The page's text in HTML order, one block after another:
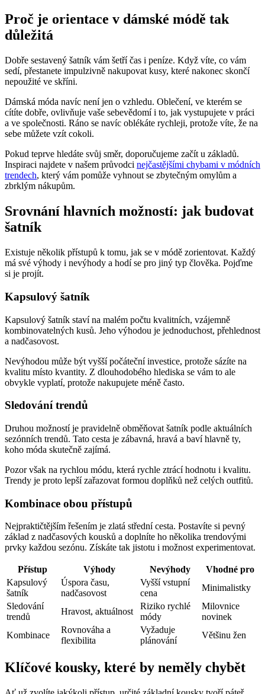
Proč je orientace v dámské módě tak
důležitá
Dobře sestavený šatník vám šetří čas i peníze. Když víte, co vám
sedí, přestanete impulzivně nakupovat kusy, které nakonec skončí
nepoužité ve skříni.
Dámská móda navíc není jen o vzhledu. Oblečení, ve kterém se
cítíte dobře, ovlivňuje vaše sebevědomí i to, jak vystupujete v práci
a ve společnosti. Ráno se navíc oblékáte rychleji, protože víte, že na
sebe můžete vzít cokoli.
Pokud teprve hledáte svůj směr, doporučujeme začít u základů.
Inspiraci najdete v našem průvodci nejčastějšími chybami v módních
trendech, který vám pomůže vyhnout se zbytečným omylům a
zbrklým nákupům.
Srovnání hlavních možností: jak budovat
šatník
Existuje několik přístupů k tomu, jak se v módě zorientovat. Každý
má své výhody i nevýhody a hodí se pro jiný typ člověka. Pojďme
si je projít.
Kapsulový šatník
Kapsulový šatník staví na malém počtu kvalitních, vzájemně
kombinovatelných kusů. Jeho výhodou je jednoduchost, přehlednost
a nadčasovost.
Nevýhodou může být vyšší počáteční investice, protože sázíte na
kvalitu místo kvantity. Z dlouhodobého hlediska se vám to ale
obvykle vyplatí, protože nakupujete méně často.
Sledování trendů
Druhou možností je pravidelně obměňovat šatník podle aktuálních
sezónních trendů. Tato cesta je zábavná, hravá a baví hlavně ty,
koho móda skutečně zajímá.
Pozor však na rychlou módu, která rychle ztrácí hodnotu i kvalitu.
Trendy je proto lepší zařazovat formou doplňků než celých outfitů.
Kombinace obou přístupů
Nejpraktičtějším řešením je zlatá střední cesta. Postavíte si pevný
základ z nadčasových kousků a doplníte ho několika trendovými
prvky každou sezónu. Získáte tak jistotu i možnost experimentovat.
Přístup Výhody Nevýhody
Vhodné pro
Kapsulový
šatník
Úspora času,
nadčasovost
Vyšší vstupní
cena
Minimalistky
Sledování
trendů
Hravost, aktuálnost
Riziko rychlé
módy
Milovnice
novinek
Kombinace
Rovnováha a
flexibilita
Vyžaduje
plánování
Většinu žen
Klíčové kousky, které by neměly chybět